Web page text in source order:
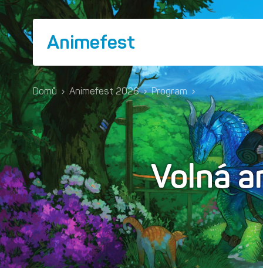
Animefest
Domů › Animefest 2026 › Program ›
Volná